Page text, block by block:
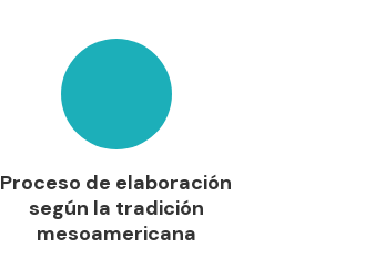
Proceso de elaboración
según la tradición
mesoamericana